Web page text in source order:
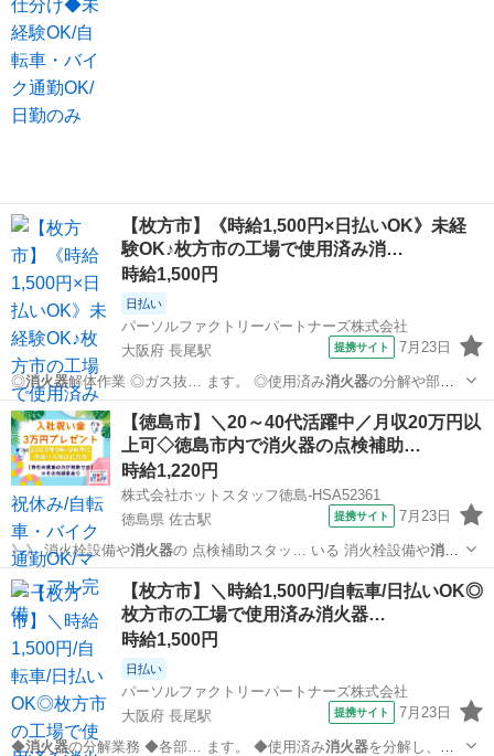
【枚方市】《時給1,500円×日払いOK》未経
験OK♪枚方市の工場で使用済み消…
時給1,500円
日払い
パーソルファクトリーパートナーズ株式会社
大阪府 長尾駅
提携サイト 7月23日
◎消火器解体作業 ◎ガス抜… ます。 ◎使用済み消火器の分解や部品
仕分け… す◎ ◎使用済みの消火器を分解し、部品を仕…
大阪 枚方市 長尾駅
【徳島市】＼20～40代活躍中／月収20万円以
上可◇徳島市内で消火器の点検補助…
時給1,220円
株式会社ホットスタッフ徳島-HSA52361
徳島県 佐古駅
提携サイト 7月23日
》》 消火栓設備や消火器の 点検補助スタッ… いる 消火栓設備や消火
器の点検に同行し 点…
徳島 徳島市 佐古駅 工場
【枚方市】＼時給1,500円/自転車/日払いOK◎
枚方市の工場で使用済み消火器…
時給1,500円
日払い
パーソルファクトリーパートナーズ株式会社
大阪府 長尾駅
提携サイト 7月23日
◆消火器の分解業務 ◆各部… ます。 ◆使用済み消火器を分解し、部